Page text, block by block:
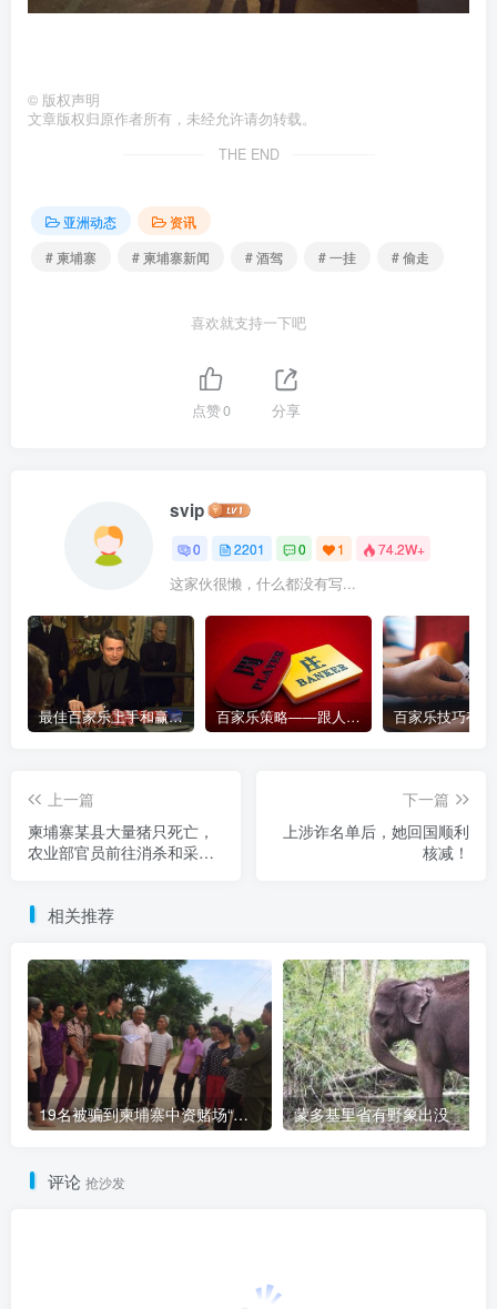
© 版权声明
文章版权归原作者所有，未经允许请勿转载。
THE END
亚洲动态
资讯
# 柬埔寨
# 柬埔寨新闻 # 酒驾 # 一挂 # 偷走
喜欢就支持一下吧
点赞0 分享
svip
0 2201 0 1 74.2W+
这家伙很懒，什么都没有写...
最佳百家乐上手和赢钱指南 – 终极版 百家乐策略——跟人胜过跟路
上一篇
柬埔寨某县大量猪只死亡，
农业部官员前往消杀和采
下一篇
上涉诈名单后，她回国顺利
核减！
相关推荐
19名被骗到柬埔寨中资赌场“做菠菜”的越南人被解救 蒙多基里省有野象出没
评论 抢沙发